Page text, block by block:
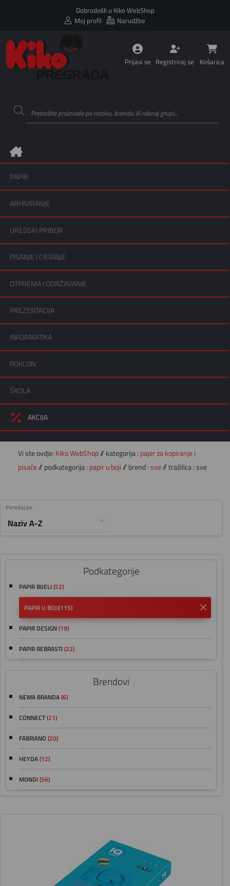
Dobrodošli u Kiko WebShop
Moj profil
Narudžbe
Prijavi se Registriraj se Košarica
PAPIR
ARHIVIRANJE
UREDSKI PRIBOR
PISANJE I CRTANJE
OTPREMA I ODRŽAVANJE
PREZENTACIJA
INFORMATIKA
POKLON
ŠKOLA
AKCIJA
Vi ste ovdje: Kiko WebShop// kategorija : papir za kopiranje i
pisače// podkategorija : papir u boji // brend : sve// tražilica : sve
Poredaj po
Podkategorije
PAPIR BIJELI(52)
PAPIR U BOJI(115)
PAPIR DESIGN(19)
PAPIR REBRASTI(22)
Brendovi
NEMA BRANDA(6)
CONNECT(21)
FABRIANO(20)
HEYDA(12)
MONDI(56)